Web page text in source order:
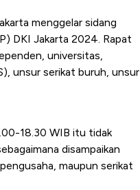
menggelar sidang
DKI Jakarta 2024. Rapat
universitas,
unsur serikat buruh, unsur
18.30 WIB itu tidak
disampaikan
maupun serikat